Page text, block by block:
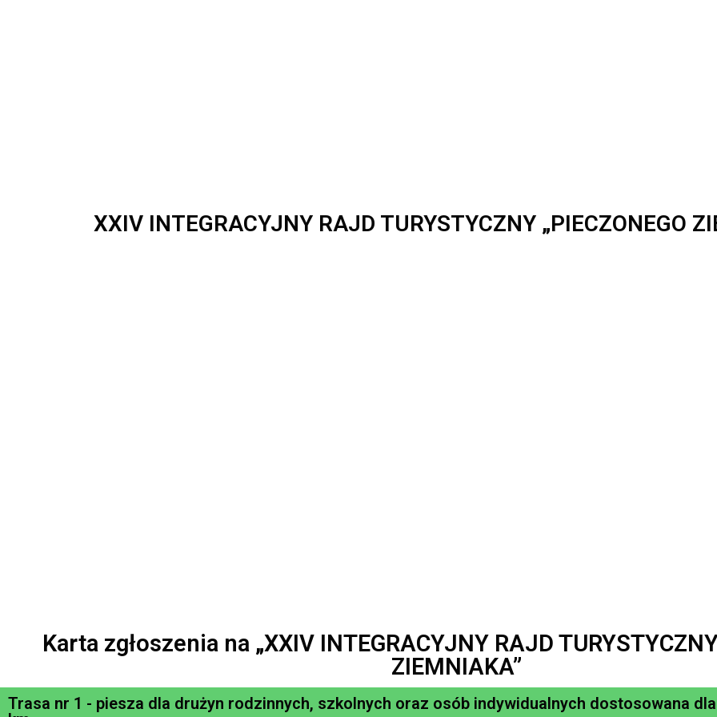
XXIV INTEGRACYJNY RAJD TURYSTYCZNY „PIECZONEGO
Karta zgłoszenia na „XXIV INTEGRACYJNY RAJD TURYSTYCZNY
ZIEMNIAKA”
Trasa nr 1 - piesza dla drużyn rodzinnych, szkolnych oraz osób indywidualnych dostosowana